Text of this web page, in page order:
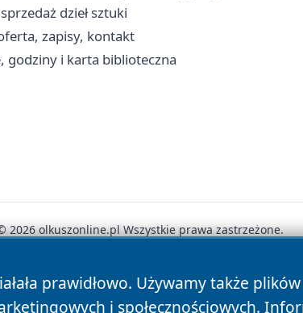
dzieł sztuki
zapisy, kontakt
godziny i karta biblioteczna
prawidłowo. Używamy także
i społecznościowych.
2026 olkuszonline.pl Wszystkie prawa zastrzeżone.
Polityka Prywatności Polityka Cookies